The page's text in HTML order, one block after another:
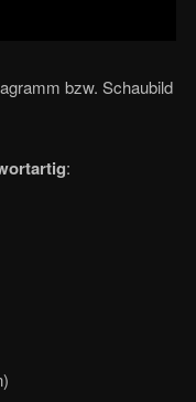
bzw. Schaubild
: